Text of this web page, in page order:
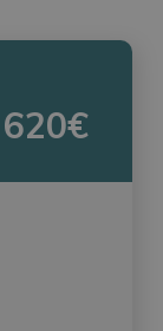
620€